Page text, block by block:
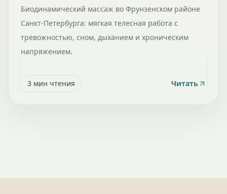
Биодинамический массаж во Фрунзенском районе
Санкт-Петербурга: мягкая телесная работа с
тревожностью, сном, дыханием и хроническим
напряжением.
3 мин чтения Читать